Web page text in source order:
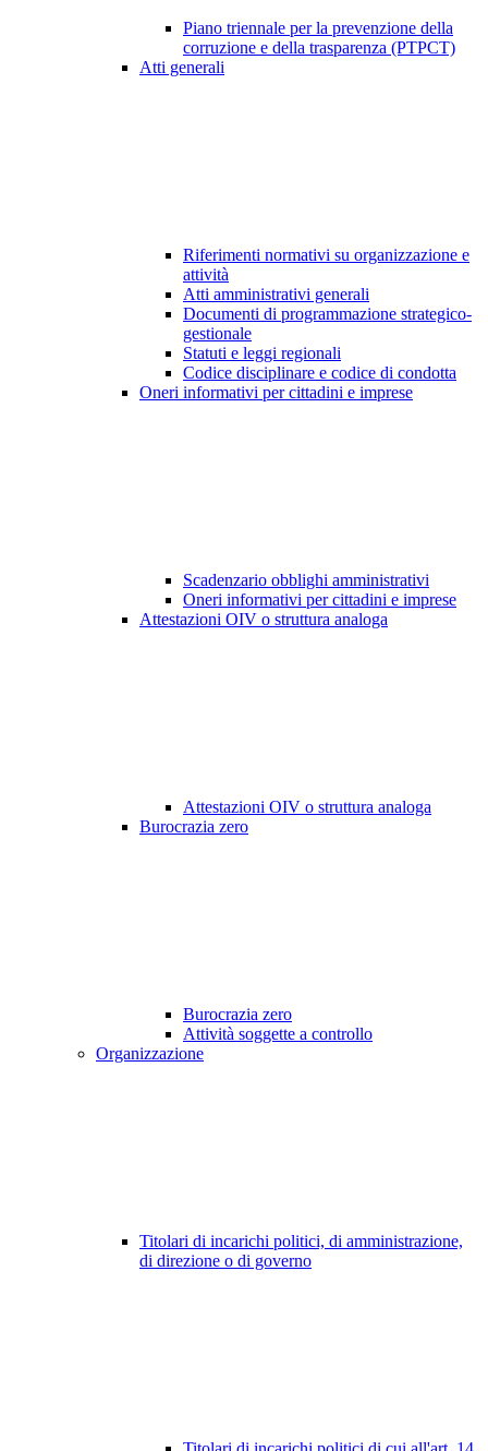
Piano triennale per la prevenzione della
corruzione e della trasparenza (PTPCT)
Atti generali
Riferimenti normativi su organizzazione e
attività
Atti amministrativi generali
Documenti di programmazione strategico-
gestionale
Statuti e leggi regionali
Codice disciplinare e codice di condotta
Oneri informativi per cittadini e imprese
Scadenzario obblighi amministrativi
Oneri informativi per cittadini e imprese
Attestazioni OIV o struttura analoga
Attestazioni OIV o struttura analoga
Burocrazia zero
Burocrazia zero
Attività soggette a controllo
Organizzazione
Titolari di incarichi politici, di amministrazione,
di direzione o di governo